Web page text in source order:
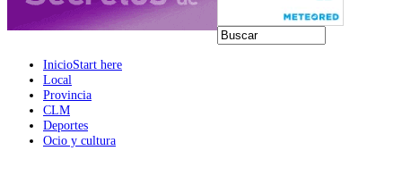
InicioStart here
Local
Provincia
CLM
Deportes
Ocio y cultura